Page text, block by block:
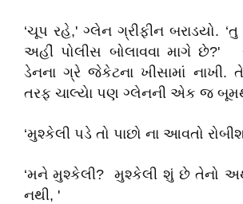
‘ચૂપ રહે,' ગ્લેન ગ્રીફીન બરાડયો. ‘તુ
અહીં પોલીસ બોલાવવા માગે છે?'
ડેનના ગ્રે જેકેટના ખીસામાં નાખી.
તરફ ચાલ્યેા પણ ગ્લેનની એક જ
‘મુશ્કેલી પડે તો પાછો ના આવતો
‘મને મુશ્કેલી? મુશ્કેલી શું છે તેનો
નથી, '